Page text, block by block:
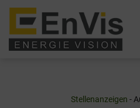
Zum
Inhalt
Stellenanzeigen -